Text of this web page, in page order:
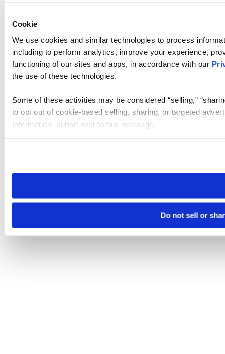
Cookie
We use cookies and similar technologies to process
including to perform analytics, improve your experience,
functioning of our sites and apps, in accordance with our
the use of these technologies.
Some of these activities may be considered “selling,”
to opt out of cookie-based selling, sharing, or targeted
Information” button next to this message.
need to be set again.
Do not sell or